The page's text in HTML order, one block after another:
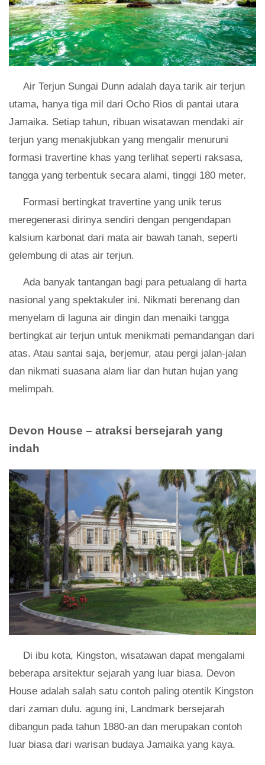
Air Terjun Sungai Dunn adalah daya tarik air terjun
utama, hanya tiga mil dari Ocho Rios di pantai utara
Jamaika. Setiap tahun, ribuan wisatawan mendaki air
terjun yang menakjubkan yang mengalir menuruni
formasi travertine khas yang terlihat seperti raksasa,
tangga yang terbentuk secara alami, tinggi 180 meter.
Formasi bertingkat travertine yang unik terus
meregenerasi dirinya sendiri dengan pengendapan
kalsium karbonat dari mata air bawah tanah, seperti
gelembung di atas air terjun.
Ada banyak tantangan bagi para petualang di harta
nasional yang spektakuler ini. Nikmati berenang dan
menyelam di laguna air dingin dan menaiki tangga
bertingkat air terjun untuk menikmati pemandangan dari
atas. Atau santai saja, berjemur, atau pergi jalan-jalan
dan nikmati suasana alam liar dan hutan hujan yang
melimpah.
Devon House – atraksi bersejarah yang
indah
Di ibu kota, Kingston, wisatawan dapat mengalami
beberapa arsitektur sejarah yang luar biasa. Devon
House adalah salah satu contoh paling otentik Kingston
dari zaman dulu. agung ini, Landmark bersejarah
dibangun pada tahun 1880-an dan merupakan contoh
luar biasa dari warisan budaya Jamaika yang kaya.